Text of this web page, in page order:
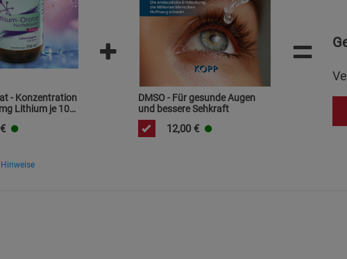
- Konzentration
Lithium je 10
€
Hinweise
DMSO - Für gesunde Augen
und bessere Sehkraft
12,00 €
=
Einstellungen speichern für die GruppeEinstellungen speichern für die Gruppe
Zurück
Einstellungen speichern für die
Einwilligung nicht erteilen
Notwendige Cookies (5)
Beschreibung Notwendige Cookies
Cookie-Informationenanzeigen